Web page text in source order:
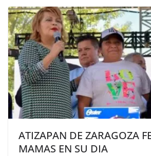
ATIZAPAN DE ZARAGOZA
MAMAS EN SU DIA